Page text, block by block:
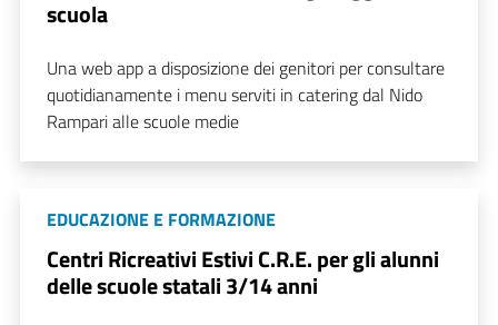
scuola
Una web app a disposizione dei genitori per consultare
quotidianamente i menu serviti in catering dal Nido
Rampari alle scuole medie
EDUCAZIONE E FORMAZIONE
Centri Ricreativi Estivi C.R.E. per gli alunni
delle scuole statali 3/14 anni